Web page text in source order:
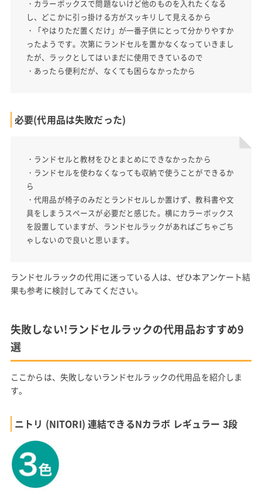
・カラーボックスで問題ないけど他のものを入れたくなる
し、どこかに引っ掛ける方がスッキリして見えるから
・「やはりただ置くだけ」が一番子供にとって分かりやすか
ったようです。次第にランドセルを置かなくなっていきまし
たが、ラックとしてはいまだに使用できているので
・あったら便利だが、なくても困らなかったから
必要(代用品は失敗だった)
・ランドセルと教材をひとまとめにできなかったから
・ランドセルを使わなくなっても収納で使うことができるか
ら
・代用品が椅子のみだとランドセルしか置けず、教科書や文
具をしまうスペースが必要だと感じた。横にカラーボックス
を設置していますが、ランドセルラックがあればごちゃごち
ゃしないので良いと思います。
ランドセルラックの代用に迷っている人は、ぜひ本アンケート結
果も参考に検討してみてください。
失敗しない!ランドセルラックの代用品おすすめ9
選
ここからは、失敗しないランドセルラックの代用品を紹介しま
す。
ニトリ (NITORI) 連結できるNカラボ レギュラー 3段